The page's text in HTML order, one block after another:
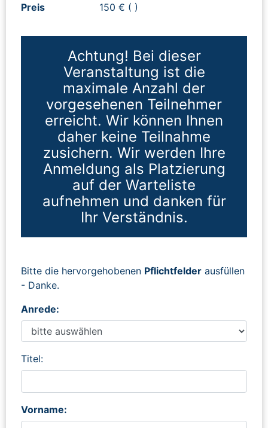
Preis 150 € ( )
Achtung! Bei dieser
Veranstaltung ist die
maximale Anzahl der
vorgesehenen Teilnehmer
erreicht. Wir können Ihnen
daher keine Teilnahme
zusichern. Wir werden Ihre
Anmeldung als Platzierung
auf der Warteliste
aufnehmen und danken für
Ihr Verständnis.
Bitte die hervorgehobenen Pflichtfelder ausfüllen
- Danke.
Anrede:
Titel:
Vorname: